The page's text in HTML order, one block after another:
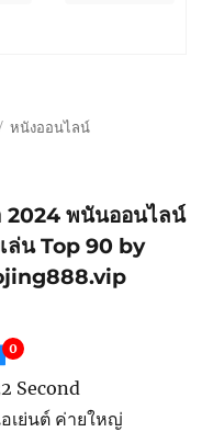
ป้าย
หนังออนไลน์
2024 พนันออนไลน์
ล่น Top 90 by
0
Second
เย่นต์ ค่ายใหญ่